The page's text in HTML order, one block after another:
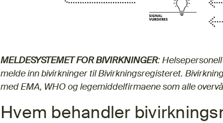
MELDESYSTEMET FOR BIVIRKNINGER:
melde inn bivirkninger til Bivirkningsregisteret.
med EMA, WHO og legemiddelfirmaene som alle
Hvem behandler